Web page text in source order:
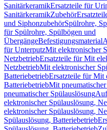
SanitärkeramikErsatzteile für
SanitärkeramikZubehör
und SiphonzubehörSpülrohre,
für Spülrohre, Spülbögen und
ÜbergängeBefestigungsmaterial
für UnterputzMit elektronischer
NetzbetriebErsatzteile für Mit
NetzbetriebMit elektronischer
BatteriebetriebErsatzteile für Mit
BatteriebetriebMit
pneumatischer Spülauslösung
elektronischer Spülauslösung,
elektronischer Spülauslösung,
Spülauslösung, Batteriebetrieb